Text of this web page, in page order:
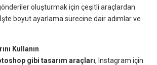
oluşturmak için çeşitli araçlardan
boyut ayarlama sürecine dair adımlar ve
Kullanın
gibi tasarım araçları, Instagram için